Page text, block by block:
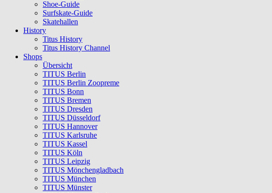
Shoe-Guide
Surfskate-Guide
Skatehallen
History
Titus History
Titus History Channel
Shops
Übersicht
TITUS Berlin
TITUS Berlin Zoopreme
TITUS Bonn
TITUS Bremen
TITUS Dresden
TITUS Düsseldorf
TITUS Hannover
TITUS Karlsruhe
TITUS Kassel
TITUS Köln
TITUS Leipzig
TITUS Mönchengladbach
TITUS München
TITUS Münster